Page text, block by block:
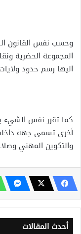
وحسب نفس القانون
المجموعة الحضرية
اليها رسم حدود
كما تقرر نفس الشيء
أخرى تسمى جهة داخلت
والتكوين المهني
أحدث المقالات